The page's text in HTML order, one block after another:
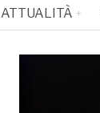
ATTUALITÀ